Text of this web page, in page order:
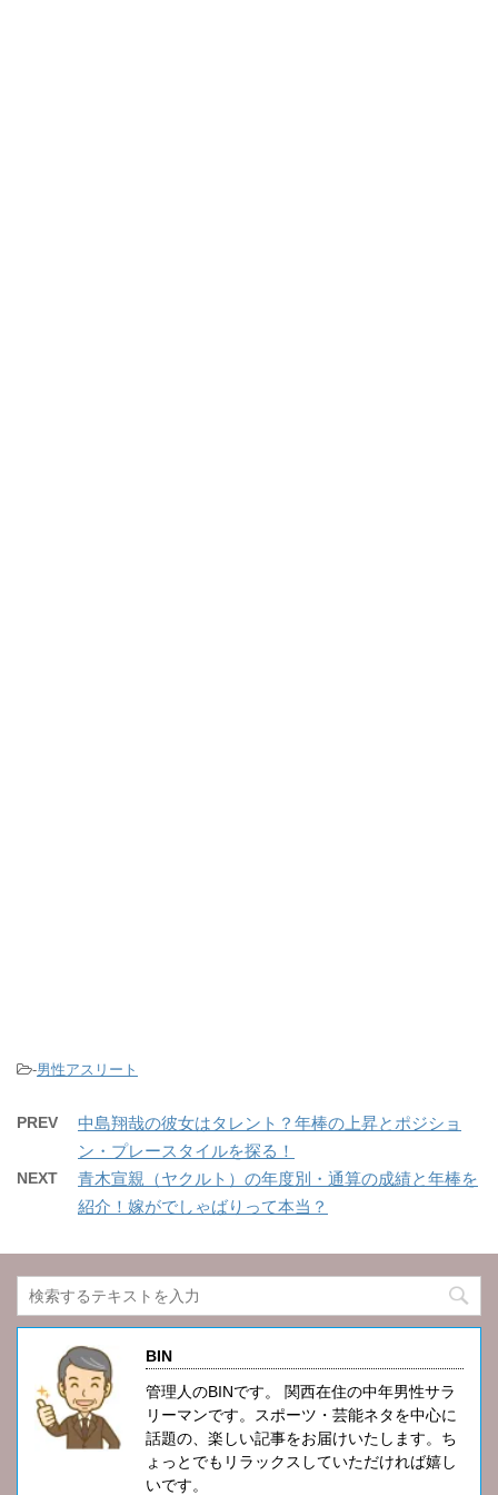
-男性アスリート
PREV
中島翔哉の彼女はタレント？年棒の上昇とポジショ
ン・プレースタイルを探る！
NEXT
青木宣親（ヤクルト）の年度別・通算の成績と年棒を
紹介！嫁がでしゃばりって本当？
BIN
管理人のBINです。 関西在住の中年男性サラ
リーマンです。スポーツ・芸能ネタを中心に
話題の、楽しい記事をお届けいたします。ち
ょっとでもリラックスしていただければ嬉し
いです。